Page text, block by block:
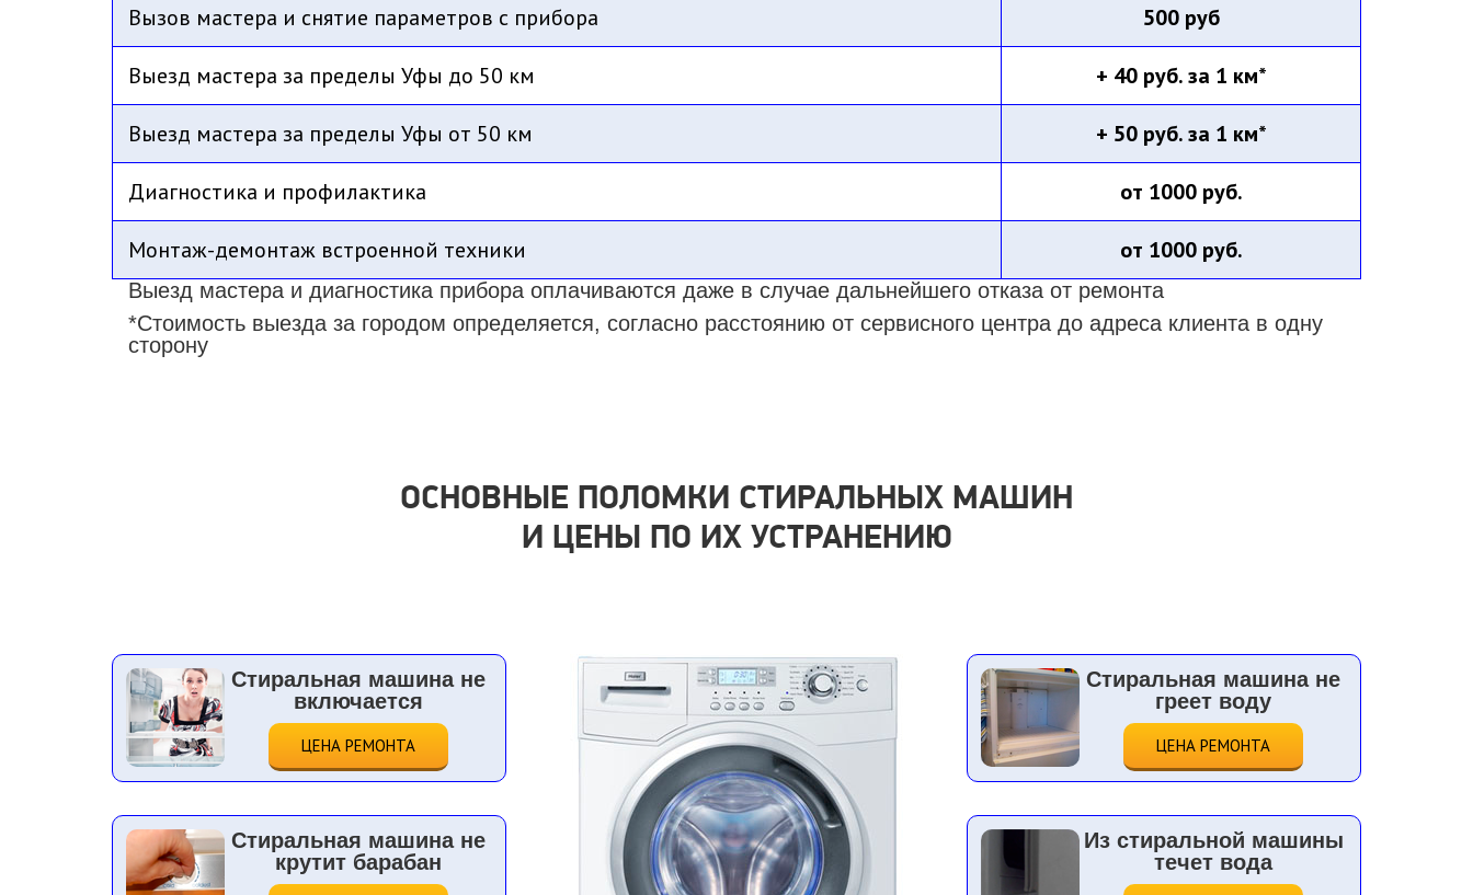
Вызов мастера и снятие параметров с прибора 500 руб
Выезд мастера за пределы Уфы до 50 км + 40 руб. за 1 км*
Выезд мастера за пределы Уфы от 50 км + 50 руб. за 1 км*
Диагностика и профилактика от 1000 руб.
Монтаж-демонтаж встроенной техники от 1000 руб.
Выезд мастера и диагностика прибора оплачиваются даже в случае дальнейшего отказа от ремонта
*Стоимость выезда за городом определяется, согласно расстоянию от сервисного центра до адреса клиента в одну
сторону
ОСНОВНЫЕ ПОЛОМКИ СТИРАЛЬНЫХ МАШИН
И ЦЕНЫ ПО ИХ УСТРАНЕНИЮ
Стиральная машина не
включается
ЦЕНА РЕМОНТА
Стиральная машина не
крутит барабан
Стиральная машина не
греет воду
ЦЕНА РЕМОНТА
Из стиральной машины
течет вода